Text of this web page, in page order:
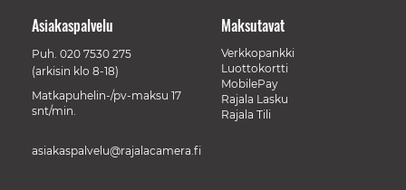
Maksutavat
Verkkopankki
Luottokortti
MobilePay
Rajala Lasku
Rajala Tili
Asiakaspalvelu
Puh. 020 7530 275
(arkisin klo 8-18)
Matkapuhelin-/pv-maksu 17
snt/min.
asiakaspalvelu@rajalacamera.fi